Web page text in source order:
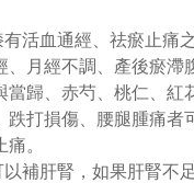
有活血通經、祛瘀止痛
、月經不調、產後瘀滯
當歸、赤芍、桃仁、紅
跌打損傷、腰腿腫痛者
。
以補肝腎，如果肝腎不